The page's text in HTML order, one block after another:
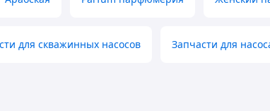
для скважинных насосов Запчасти для